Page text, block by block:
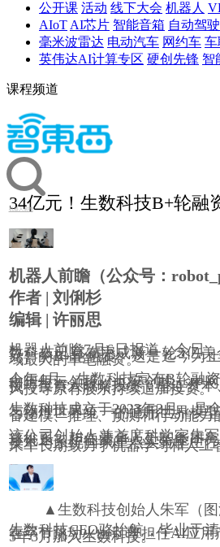
公开课 活动 线下大会 机器人
AIoT AI芯片 智能音箱 自动驾驶
毫米波雷达 电动汽车 网约车 车
英伟达AI计算专区 硬创先锋 智
课程频道
34亿元！生数科技B+轮融
机器人前瞻
机器人前瞻（公众号：
作者 | 刘俐杉
编辑 | 许丽思
机器人前瞻7月6日报道，今日，
数科技已宣布完成新一轮5亿
元）的B+轮融资。这是迄今为
域最大的单笔融资。
今年4月，生数科技宣布B轮融
由阿⾥云领投，九安创投、中
投等投资⼈战略投资，星连资
风投等原有股东持续追加投资。
生数科技成立于2023年3月，是
与物理世界统一的通用世界模
备建模、推理、预测和行动能力
该公司创始人兼首席科学家朱
算机系，担任清华人工智能研
技术与系统国家重点实验室主
朱军长期致力于机器学习和人工
▲ 生数科技创始人朱军（
生数科技CEO骆怡航，毕业于
在字节跳动火山引擎担任AI应用
5年3月加入生数科技。